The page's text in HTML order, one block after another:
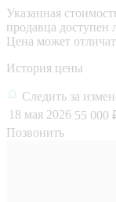
Указанная
продавца доступен
Цена может
История цены
Следить за
18 мая 2026 55 000
Позвонить